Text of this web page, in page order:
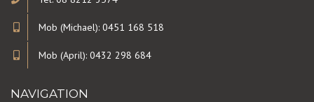
Mob (Michael): 0451 168 518
Mob (April): 0432 298 684
NAVIGATION